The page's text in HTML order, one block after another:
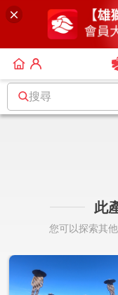
搜尋
此
您可以探索其